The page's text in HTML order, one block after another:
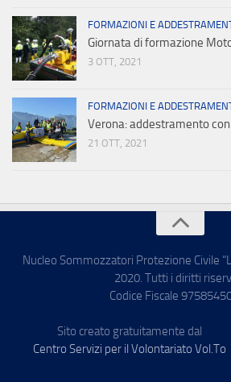
FORMAZIONI E
Giornata di formazione
3 OTT, 2021
FORMAZIONI E
Verona: addestramento
21 OTT, 2021
Nucleo Sommozzatori Protezione Civile
2020. Tutti i diritti
Codice Fiscale
Sito creato gratuitamente dal
Centro Servizi per il Volontariato Vol.To